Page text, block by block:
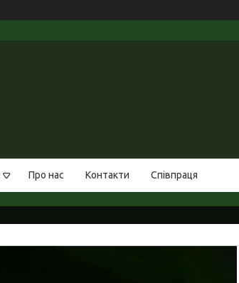
Про нас Контакти Співпраця